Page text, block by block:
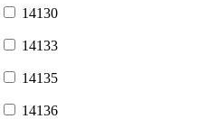
14130
14133
14135
14136